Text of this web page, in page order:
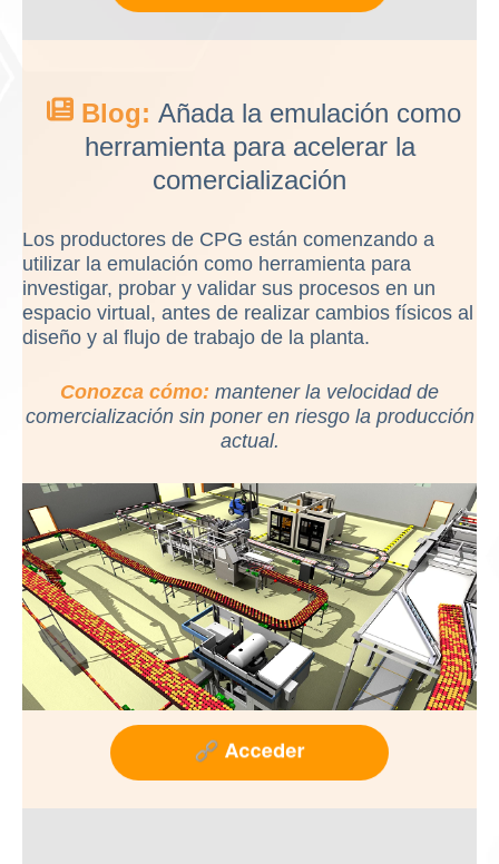
Blog: Añada la emulación como
herramienta para acelerar la
comercialización
Los productores de CPG están comenzando a
utilizar la emulación como herramienta para
investigar, probar y validar sus procesos en un
espacio virtual, antes de realizar cambios físicos al
diseño y al flujo de trabajo de la planta.
Conozca cómo: mantener la velocidad de
comercialización sin poner en riesgo la producción
actual.